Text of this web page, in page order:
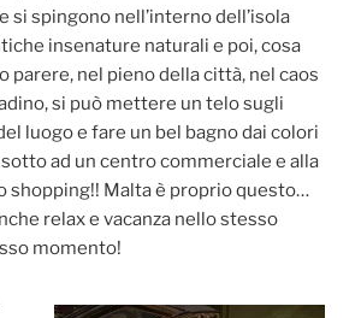
si spingono nell’interno dell’isola
insenature naturali e poi, cosa
parere, nel pieno della città, nel caos
si può mettere un telo sugli
luogo e fare un bel bagno dai colori
ad un centro commerciale e alla
shopping!! Malta è proprio questo…
relax e vacanza nello stesso
momento!